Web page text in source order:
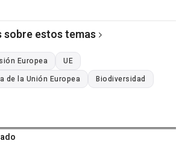
sobre estos temas
Europea
UE
de la Unión Europea
Biodiversidad